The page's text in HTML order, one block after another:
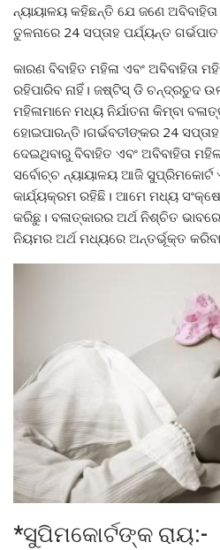
ନ୍ୟାୟାଳୟ କହିଛନ୍ତି ଯେ ଜଣେ
ତୁଳନାରେ 24 ସପ୍ତାହ ପର୍ଯ୍ୟନ୍ତ
କାରଣ ବିବାହିତ ମହିଳା ଏବଂ ଅବିବାହିତା
ରହିପାରିବ ନାହିଁ। ଜଷ୍ଟିସ୍ ଡି ଚନ୍ଦ୍ରଚୁଦ
ମହିଳାମାନେ ମଧ୍ୟ ନିର୍ଯାତନା କିମ୍ବା
ହୋଇପାରନ୍ତି।ଗର୍ଭବତୀଙ୍କର 24
ଦେଇଥିବାରୁ ବିବାହିତ ଏବଂ ଅବିବାହିତା
ସର୍ବୋଚ୍ଚ ନ୍ୟାୟାଳୟ ଆଜି ସୁପ୍ରିମକୋର୍ଟ
କାର୍ଯ୍ୟକ୍ରମ ରହିଛି। ଆମେ ମଧ୍ୟ
କରିଛୁ। ବଳାତ୍କାରର ଅର୍ଥ ନିଶ୍ଚିତ
ନିୟମର ଅର୍ଥ ମଧ୍ୟରେ ଅନ୍ତର୍ଭୂକ୍ତ
*ସୁପିମକୋର୍ଟଙ୍କ ରାୟ:-